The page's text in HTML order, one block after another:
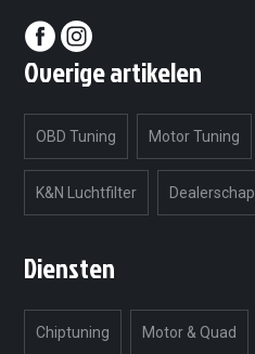
Overige artikelen
OBD Tuning Motor Tuning
K&N Luchtfilter Dealerschap
Diensten
Chiptuning Motor & Quad